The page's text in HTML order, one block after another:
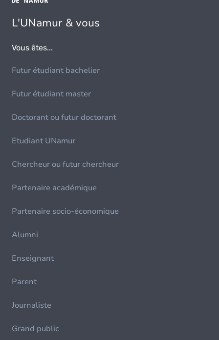
L'UNamur & vous
Vous êtes...
Futur étudiant bachelier
Futur étudiant master
Doctorant ou futur doctorant
Etudiant UNamur
Chercheur ou futur chercheur
Partenaire académique
Partenaire socio-économique
Alumni
Enseignant
Parent
Journaliste
Grand public